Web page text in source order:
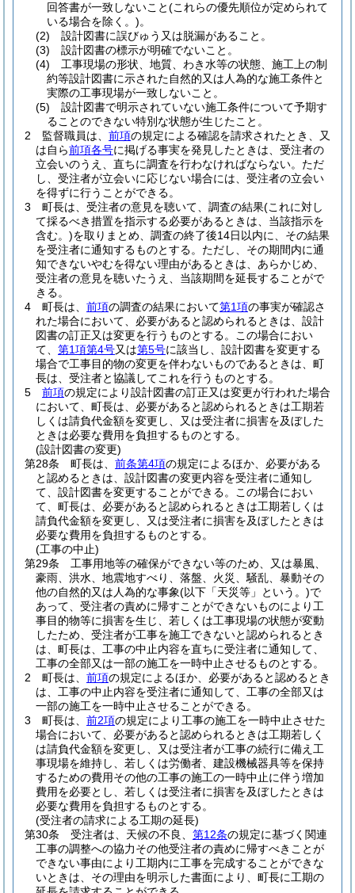
回答書が一致しないこと(これらの優先順位が定められて
いる場合を除く。)。
(2)
設計図書に誤びゅう又は脱漏があること。
(3)
設計図書の標示が明確でないこと。
(4)
工事現場の形状、地質、わき水等の状態、施工上の制
約等設計図書に示された自然的又は人為的な施工条件と
実際の工事現場が一致しないこと。
(5)
設計図書で明示されていない施工条件について予期す
ることのできない特別な状態が生じたこと。
2
監督職員は、 前項の規定による確認を請求されたとき、又
は自ら前項各号に掲げる事実を発見したときは、受注者の
立会いのうえ、直ちに調査を行わなければならない。 ただ
し、受注者が立会いに応じない場合には、受注者の立会い
を得ずに行うことができる。
3
町長は、受注者の意見を聴いて、調査の結果(これに対し
て採るべき措置を指示する必要があるときは、当該指示を
含む。)を取りまとめ、調査の終了後14日以内に、その結果
を受注者に通知するものとする。 ただし、その期間内に通
知できないやむを得ない理由があるときは、あらかじめ、
受注者の意見を聴いたうえ、当該期間を延長することがで
きる。
4
町長は、 前項の調査の結果において第1項の事実が確認さ
れた場合において、必要があると認められるときは、設計
図書の訂正又は変更を行うものとする。
この場合におい
て、 第1項第4号又は第5号に該当し、設計図書を変更する
場合で工事目的物の変更を伴わないものであるときは、町
長は、受注者と協議してこれを行うものとする。
5
前項の規定により設計図書の訂正又は変更が行われた場合
において、町長は、必要があると認められるときは工期若
しくは請負代金額を変更し、又は受注者に損害を及ぼした
ときは必要な費用を負担するものとする。
(設計図書の変更)
第28条
町長は、 前条第4項の規定によるほか、必要がある
と認めるときは、設計図書の変更内容を受注者に通知し
て、設計図書を変更することができる。
この場合におい
て、町長は、必要があると認められるときは工期若しくは
請負代金額を変更し、又は受注者に損害を及ぼしたときは
必要な費用を負担するものとする。
(工事の中止)
第29条
工事用地等の確保ができない等のため、又は暴風、
豪雨、洪水、地震地すべり、落盤、火災、騒乱、暴動その
他の自然的又は人為的な事象(以下「天災等」という。)で
あって、受注者の責めに帰すことができないものにより工
事目的物等に損害を生じ、若しくは工事現場の状態が変動
したため、受注者が工事を施工できないと認められるとき
は、町長は、工事の中止内容を直ちに受注者に通知して、
工事の全部又は一部の施工を一時中止させるものとする。
2
町長は、 前項の規定によるほか、必要があると認めるとき
は、工事の中止内容を受注者に通知して、工事の全部又は
一部の施工を一時中止させることができる。
3
町長は、 前2項の規定により工事の施工を一時中止させた
場合において、必要があると認められるときは工期若しく
は請負代金額を変更し、又は受注者が工事の続行に備え工
事現場を維持し、若しくは労働者、建設機械器具等を保持
するための費用その他の工事の施工の一時中止に伴う増加
費用を必要とし、若しくは受注者に損害を及ぼしたときは
必要な費用を負担するものとする。
(受注者の請求による工期の延長)
第30条
受注者は、天候の不良、 第12条の規定に基づく関連
工事の調整への協力その他受注者の責めに帰すべきことが
できない事由により工期内に工事を完成することができな
いときは、その理由を明示した書面により、町長に工期の